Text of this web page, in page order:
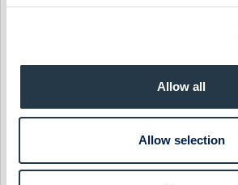
Allow all
Allow selection